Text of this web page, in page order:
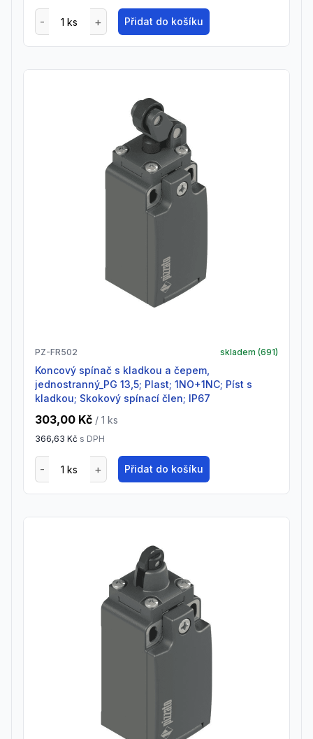
Přidat do košíku
PZ-FR502 skladem (691)
Koncový spínač s kladkou a čepem,
jednostranný_PG 13,5; Plast; 1NO+1NC; Píst s
kladkou; Skokový spínací člen; IP67
303,00 Kč / 1 ks
366,63 Kč s DPH
Přidat do košíku